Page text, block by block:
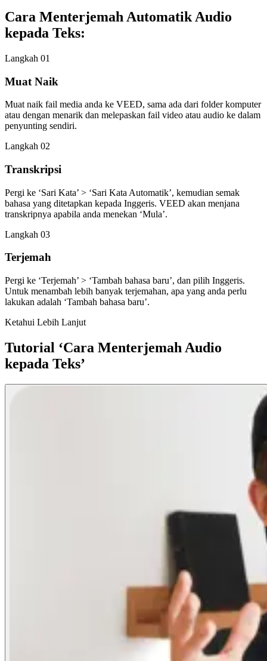
Cara Menterjemah Automatik Audio
kepada Teks:
Langkah 01
Muat Naik
Muat naik fail media anda ke VEED, sama ada dari folder komputer
atau dengan menarik dan melepaskan fail video atau audio ke dalam
penyunting sendiri.
Langkah 02
Transkripsi
Pergi ke ‘Sari Kata’ > ‘Sari Kata Automatik’, kemudian semak
bahasa yang ditetapkan kepada Inggeris. VEED akan menjana
transkripnya apabila anda menekan ‘Mula’.
Langkah 03
Terjemah
Pergi ke ‘Terjemah’ > ‘Tambah bahasa baru’, dan pilih Inggeris.
Untuk menambah lebih banyak terjemahan, apa yang anda perlu
lakukan adalah ‘Tambah bahasa baru’.
Ketahui Lebih Lanjut
Tutorial ‘Cara Menterjemah Audio
kepada Teks’